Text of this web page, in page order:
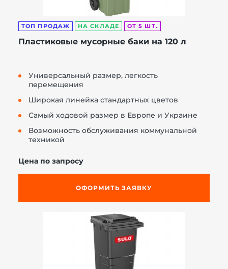
ТОП ПРОДАЖ НА СКЛАДЕ ОТ 5 ШТ.
Пластиковые мусорные баки на 120 л
Универсальный размер, легкость
перемещения
Широкая линейка стандартных цветов
Самый ходовой размер в Европе и Украине
Возможность обслуживания коммунальной
техникой
Цена по запросу
ОФОРМИТЬ ЗАЯВКУ